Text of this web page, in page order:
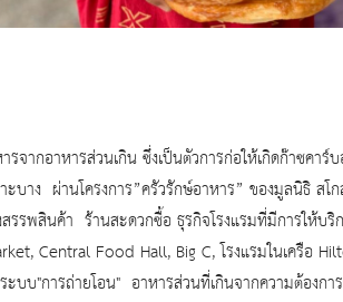
จากอาหารส่วนเกิน ซึ่งเป็นตัวการก่อให้เกิดก๊าซคาร์
ะบาง ผ่านโครงการ”ครัวรักษ์อาหาร” ของมูลนิธิ
รรพสินค้า ร้านสะดวกซื้อ ธุรกิจโรงแรมที่มีการให้บริ
Central Food Hall, Big C,โรงแรมในเครือ
ะบบ"การถ่ายโอน" อาหารส่วนที่เกินจากความต้องกา